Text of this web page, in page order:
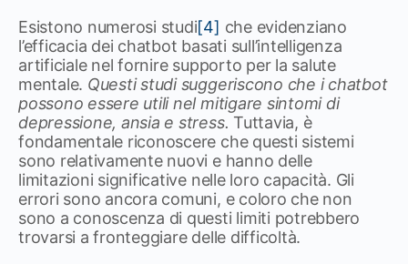
Esistono numerosi studi[4] che evidenziano
l’efficacia dei chatbot basati sull’intelligenza
artificiale nel fornire supporto per la salute
mentale. Questi studi suggeriscono che i chatbot
possono essere utili nel mitigare sintomi di
depressione, ansia e stress. Tuttavia, è
fondamentale riconoscere che questi sistemi
sono relativamente nuovi e hanno delle
limitazioni significative nelle loro capacità. Gli
errori sono ancora comuni, e coloro che non
sono a conoscenza di questi limiti potrebbero
trovarsi a fronteggiare delle difficoltà.